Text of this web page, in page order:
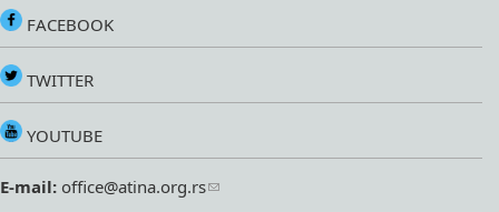
FACEBOOK
TWITTER
YOUTUBE
E-mail: office@atina.org.rs